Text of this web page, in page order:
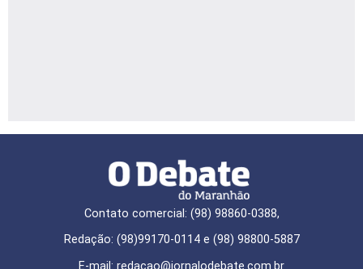
Contato comercial: (98) 98860-0388,
Redação: (98)99170-0114 e (98) 98800-5887
E-mail: redaçao@jornalodebate.com.br